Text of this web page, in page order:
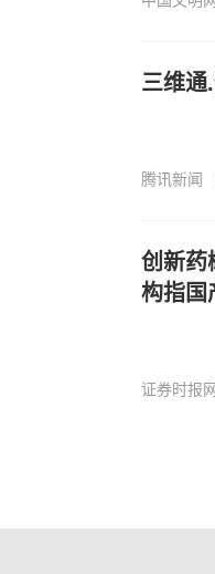
三维
腾讯新闻
创新药
构指国
证券时报